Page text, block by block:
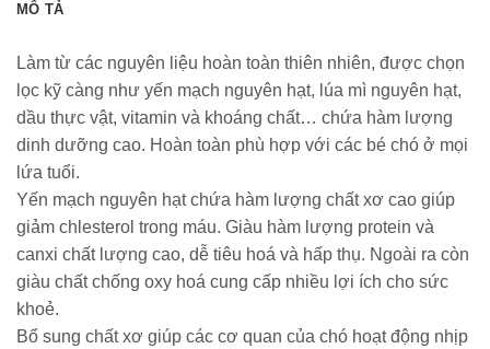
MÔ TẢ
Làm từ các nguyên liệu hoàn toàn thiên nhiên, được chọn
lọc kỹ càng như yến mạch nguyên hạt, lúa mì nguyên hạt,
dầu thực vật, vitamin và khoáng chất… chứa hàm lượng
dinh dưỡng cao. Hoàn toàn phù hợp với các bé chó ở mọi
lứa tuổi.
Yến mạch nguyên hạt chứa hàm lượng chất xơ cao giúp
giảm chlesterol trong máu. Giàu hàm lượng protein và
canxi chất lượng cao, dễ tiêu hoá và hấp thụ. Ngoài ra còn
giàu chất chống oxy hoá cung cấp nhiều lợi ích cho sức
khoẻ.
Bổ sung chất xơ giúp các cơ quan của chó hoạt động nhịp